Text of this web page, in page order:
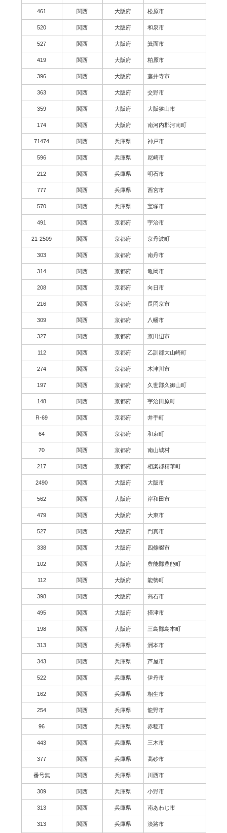
461 関西 大阪府 松原市
520 関西 大阪府 和泉市
527 関西 大阪府 箕面市
419 関西 大阪府 柏原市
396 関西 大阪府 藤井寺市
363 関西 大阪府 交野市
359 関西 大阪府 大阪狭山市
174 関西 大阪府 南河内郡河南町
71474 関西 兵庫県 神戸市
596 関西 兵庫県 尼崎市
212 関西 兵庫県 明石市
777 関西 兵庫県 西宮市
570 関西 兵庫県 宝塚市
491 関西 京都府 宇治市
21-2509 関西 京都府 京丹波町
303 関西 京都府 南丹市
314 関西 京都府 亀岡市
208 関西 京都府 向日市
216 関西 京都府 長岡京市
309 関西 京都府 八幡市
327 関西 京都府 京田辺市
112 関西 京都府 乙訓郡大山崎町
274 関西 京都府 木津川市
197 関西 京都府 久世郡久御山町
148 関西 京都府 宇治田原町
R-69 関西 京都府 井手町
64 関西 京都府 和束町
70 関西 京都府 南山城村
217 関西 京都府 相楽郡精華町
2490 関西 大阪府 大阪市
562 関西 大阪府 岸和田市
479 関西 大阪府 大東市
527 関西 大阪府 門真市
338 関西 大阪府 四條畷市
102 関西 大阪府 豊能郡豊能町
112 関西 大阪府 能勢町
398 関西 大阪府 高石市
495 関西 大阪府 摂津市
198 関西 大阪府 三島郡島本町
313 関西 兵庫県 洲本市
343 関西 兵庫県 芦屋市
522 関西 兵庫県 伊丹市
162 関西 兵庫県 相生市
254 関西 兵庫県 龍野市
96 関西 兵庫県 赤穂市
443 関西 兵庫県 三木市
377 関西 兵庫県 高砂市
番号無 関西 兵庫県 川西市
309 関西 兵庫県 小野市
313 関西 兵庫県 南あわじ市
313 関西 兵庫県 淡路市